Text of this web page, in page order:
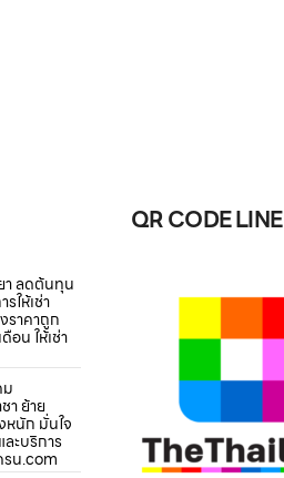
า ลดต้นทุน
ให้เช่า
ราคาถูก
อน ให้เช่า
า ย้าย
หนัก มั่นใจ
ะบริการ
รน.com
QR CODE LINE